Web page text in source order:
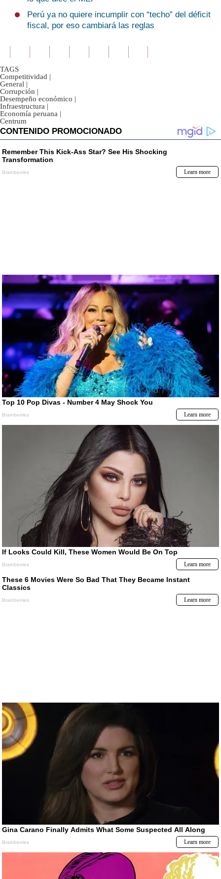
Perú ya no quiere incumplir con “techo” del déficit
fiscal, por eso cambiará las reglas
TAGS
Competitividad |
General |
Corrupción |
Desempeño económico |
Infraestructura |
Economía peruana |
Centrum